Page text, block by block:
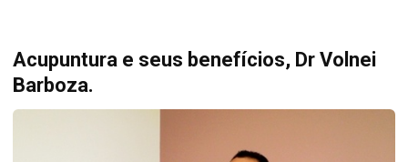
Acupuntura e seus benefícios, Dr Volnei
Barboza.